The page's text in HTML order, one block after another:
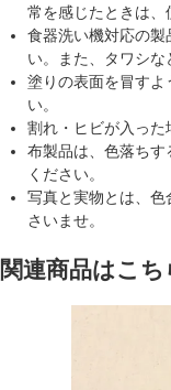
常を感じたときは、
食器洗い機対応の製
い。また、タワシな
塗りの表面を冒すよ
い。
割れ・ヒビが入った
布製品は、色落ち
ください。
写真と実物とは、
さいませ。
関連商品はこち